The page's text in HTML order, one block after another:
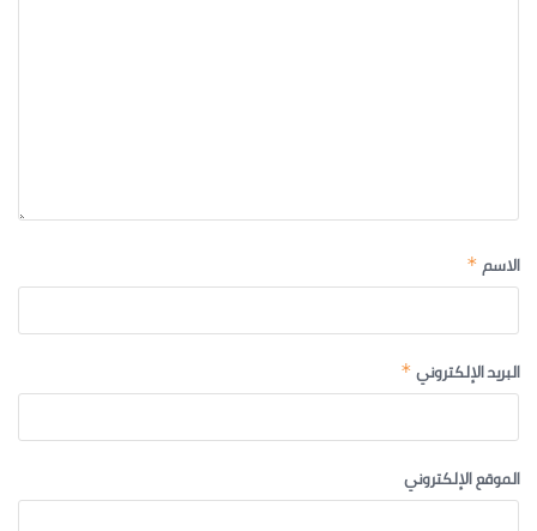
الاسم *
البريد الإلكتروني *
الموقع الإلكتروني